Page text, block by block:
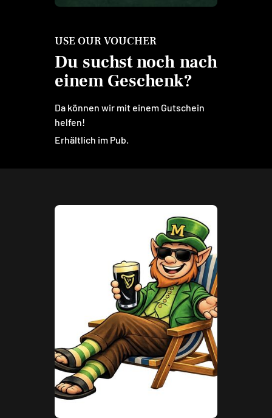
USE OUR VOUCHER
Du suchst noch nach
einem Geschenk?
Da können wir mit einem Gutschein
helfen!
Erhältlich im Pub.